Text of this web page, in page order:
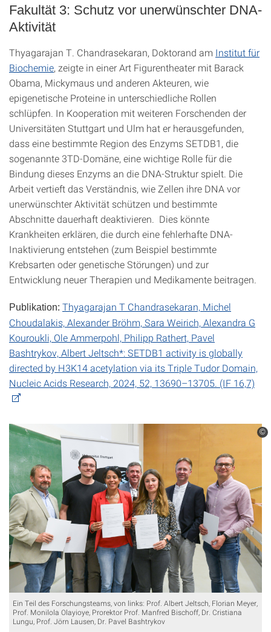
Fakultät 3: Schutz vor unerwünschter DNA-
Aktivität
Thyagarajan T. Chandrasekaran, Doktorand am Institut für
Biochemie, zeigte in einer Art Figurentheater mit Barack
Obama, Mickymaus und anderen Akteuren, wie
epigenetische Proteine in unterschiedliche Rollen
schlüpfen. In Kooperation mit weiteren Forschenden der
Universitäten Stuttgart und Ulm hat er herausgefunden,
dass eine bestimmte Region des Enzyms SETDB1, die
sogenannte 3TD-Domäne, eine wichtige Rolle für die
Bindung dieses Enzyms an die DNA-Struktur spielt. Die
Arbeit vertieft das Verständnis, wie Zellen ihre DNA vor
unerwünschter Aktivität schützen und bestimmte
Abschnitte dauerhaft deaktivieren. Dies könnte
Krankheiten erklären, die durch eine fehlerhafte DNA-
Inaktivierung entstehen (zum Beispiel bestimmte
Krebsarten oder genetische Störungen) und zur
Entwicklung neuer Therapien und Medikamente beitragen.
Publikation: Thyagarajan T Chandrasekaran, Michel
Choudalakis, Alexander Bröhm, Sara Weirich, Alexandra G
Kouroukli, Ole Ammerpohl, Philipp Rathert, Pavel
Bashtrykov, Albert Jeltsch*: SETDB1 activity is globally
directed by H3K14 acetylation via its Triple Tudor Domain,
Nucleic Acids Research, 2024, 52, 13690–13705. (IF 16,7)
©
Ein Teil des Forschungsteams, von links: Prof. Albert Jeltsch, Florian Meyer,
Prof. Monilola Olayioye, Prorektor Prof. Manfred Bischoff, Dr. Cristiana
Lungu, Prof. Jörn Lausen, Dr. Pavel Bashtrykov